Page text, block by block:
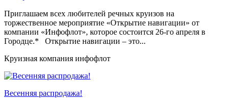
Приглашаем всех любителей речных круизов на
торжественное мероприятие «Открытие навигации» от
компании «Инфофлот», которое состоится 26-го апреля в
Городце.* Открытие навигации – это...
Круизная компания инфофлот
Весенняя распродажа!